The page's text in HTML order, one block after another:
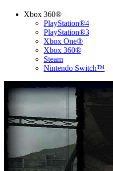
Xbox 360®
PlayStation®4
PlayStation®3
Xbox One®
Xbox 360®
Steam
Nintendo Switch™